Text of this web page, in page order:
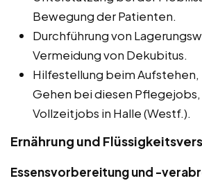
Bewegung der Patienten.
Durchführung von
Vermeidung von Dekubitus.
Hilfestellung beim Aufstehen,
Gehen bei diesen
Vollzeitjobs in Halle (Westf.).
Ernährung und
Essensvorbereitung und -